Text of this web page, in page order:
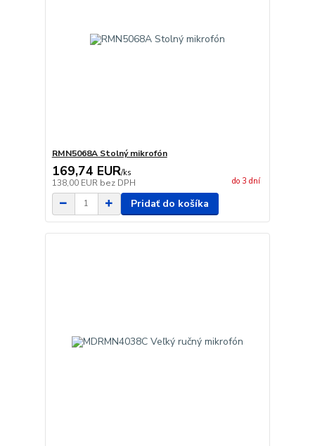
RMN5068A Stolný mikrofón
169,74 EUR/ks
138,00 EUR bez DPH do 3 dní
Pridať do košíka